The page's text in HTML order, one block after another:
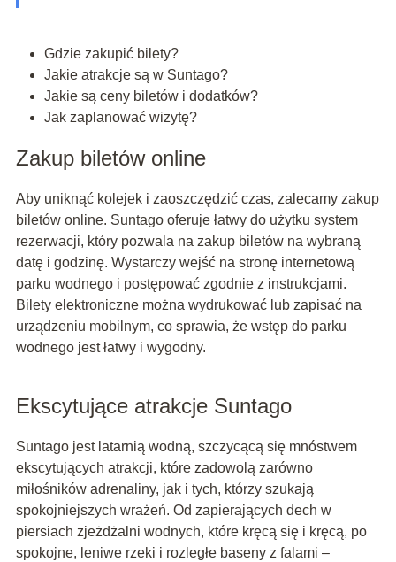
Gdzie zakupić bilety?
Jakie atrakcje są w Suntago?
Jakie są ceny biletów i dodatków?
Jak zaplanować wizytę?
Zakup biletów online
Aby uniknąć kolejek i zaoszczędzić czas, zalecamy zakup
biletów online. Suntago oferuje łatwy do użytku system
rezerwacji, który pozwala na zakup biletów na wybraną
datę i godzinę. Wystarczy wejść na stronę internetową
parku wodnego i postępować zgodnie z instrukcjami.
Bilety elektroniczne można wydrukować lub zapisać na
urządzeniu mobilnym, co sprawia, że wstęp do parku
wodnego jest łatwy i wygodny.
Ekscytujące atrakcje Suntago
Suntago jest latarnią wodną, ​​szczycącą się mnóstwem
ekscytujących atrakcji, które zadowolą zarówno
miłośników adrenaliny, jak i tych, którzy szukają
spokojniejszych wrażeń. Od zapierających dech w
piersiach zjeżdżalni wodnych, które kręcą się i kręcą, po
spokojne, leniwe rzeki i rozległe baseny z falami –